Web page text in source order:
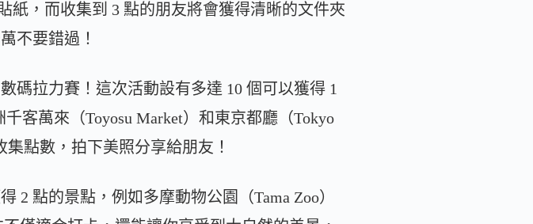
紙，而收集到 3 點的朋友將會獲得清晰的文件夾
不要錯過！
碼拉力賽！這次活動設有多達 10 個可以獲得 1
客萬來（Toyosu Market）和東京都廳（Tokyo
點數，拍下美照分享給朋友！
2 點的景點，例如多摩動物公園（Tama Zoo）